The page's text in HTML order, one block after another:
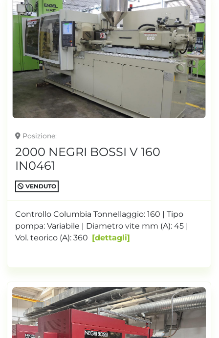
Posizione
2000 NEGRI BOSSI V 160
IN0461
VENDUTO
Controllo Columbia Tonnellaggio: 160 | Tipo
pompa: Variabile | Diametro vite mm (A): 45 |
Vol. teorico (A): 360
dettagli